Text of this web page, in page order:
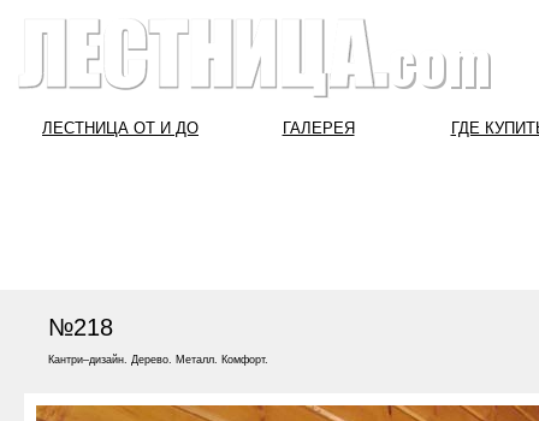
ЛЕСТНИЦА ОТ И ДО ГАЛЕРЕЯ ГДЕ
№218
Кантри–дизайн. Дерево. Металл. Комфорт.